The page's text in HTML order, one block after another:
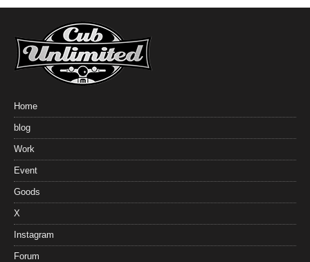
Home
blog
Work
Event
Goods
X
Instagram
Forum